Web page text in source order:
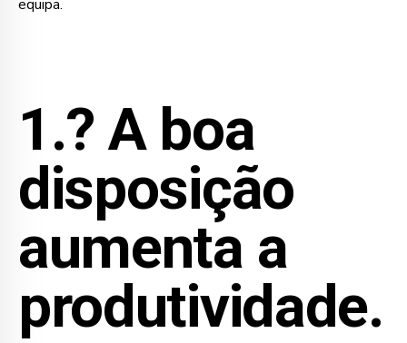
equipa.
1.? A boa
disposição
aumenta a
produtividade.